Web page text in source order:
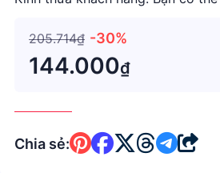
nào, hãy hỏi chúng tôi. Chúng tôi
phục vụ b
205.714₫ -30%
144.000₫
Chia sẻ: